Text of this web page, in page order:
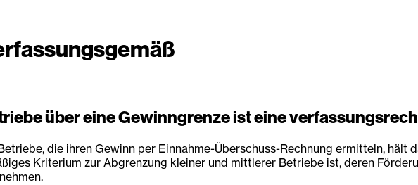
über eine Gewinngrenze ist eine
die ihren Gewinn per Einnahme-Überschuss-Rechnung ermitteln,
Kriterium zur Abgrenzung kleiner und mittlerer Betriebe ist, deren